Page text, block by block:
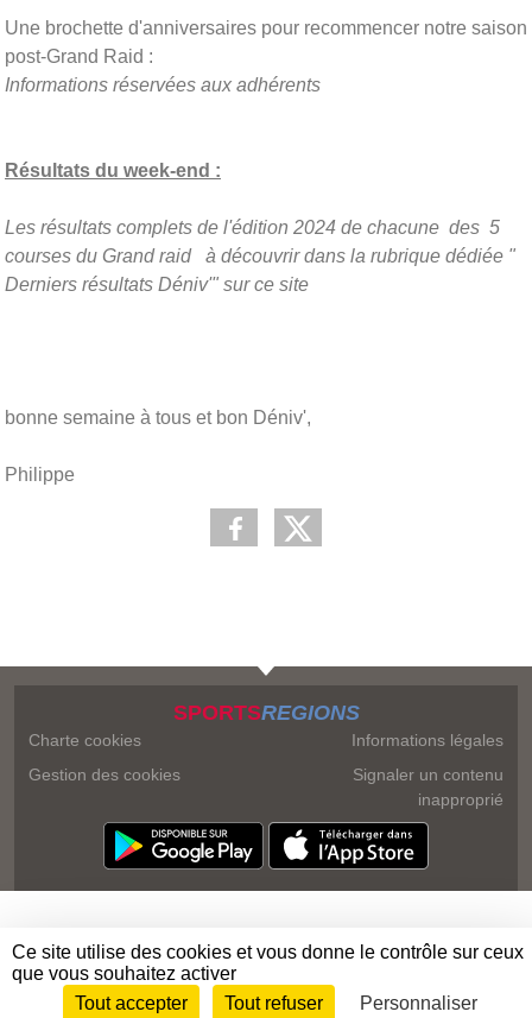
Une brochette d'anniversaires pour recommencer notre saison
post-Grand Raid :
Informations réservées aux adhérents
Résultats du week-end :
Les résultats complets de l'édition 2024 de chacune des 5
courses du Grand raid à découvrir dans la rubrique dédiée "
Derniers résultats Déniv'" sur ce site
bonne semaine à tous et bon Déniv',
Philippe
SPORTSREGIONS
Charte cookies
Gestion des cookies
Informations légales
Signaler un contenu
inapproprié
Envie de participer ? Connexion
Ce site utilise des cookies et vous donne le contrôle sur ceux
que vous souhaitez activer
Tout accepter
Tout refuser Personnaliser